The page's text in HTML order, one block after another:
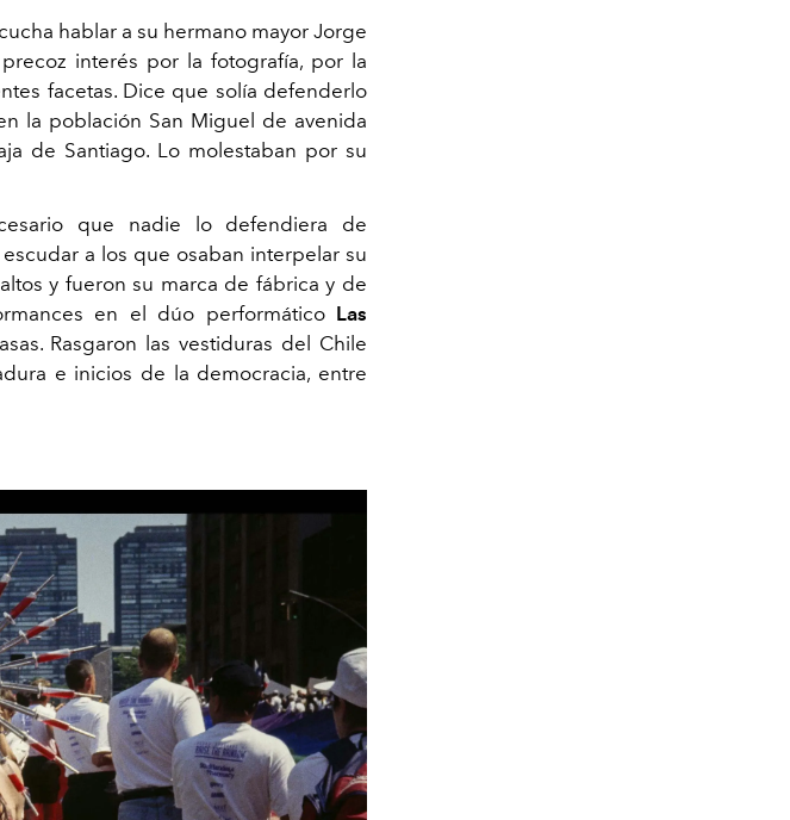
hablar a su hermano mayor Jorge
interés por la fotografía, por la
facetas. Dice que solía defenderlo
la población San Miguel de avenida
de Santiago. Lo molestaban por su
que nadie lo defendiera de
a los que osaban interpelar su
y fueron su marca de fábrica y de
en el dúo performático Las
Rasgaron las vestiduras del Chile
e inicios de la democracia, entre